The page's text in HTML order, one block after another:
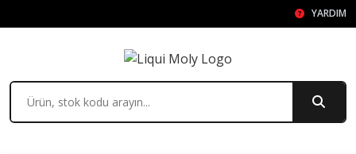
YARDIM